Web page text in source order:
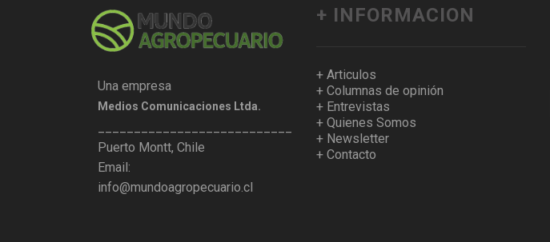
Una empresa
Medios Comunicaciones Ltda.
___________________________________
Puerto Montt, Chile
Email:
info@mundoagropecuario.cl
+ INFORMACION
+ Articulos
+ Columnas de opinión
+ Entrevistas
+ Quienes Somos
+ Newsletter
+ Contacto